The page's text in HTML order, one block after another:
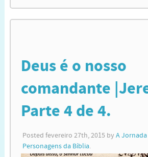
Deus é o nosso
comandante
Parte 4 de 4.
Posted fevereiro 27th, 2015 by A
Personagens da Bíblia.